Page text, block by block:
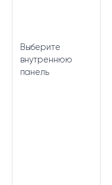
Выберите
внутреннюю
панель